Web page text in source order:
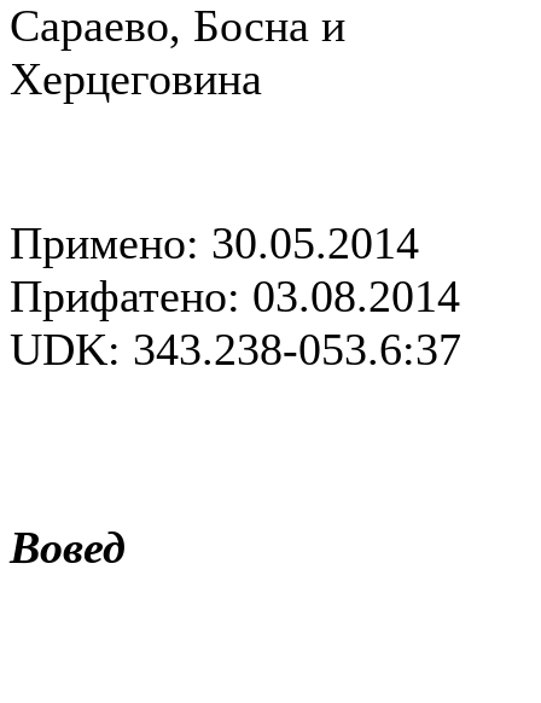
Сараево, Босна и
Херцеговина
Примено: 30.05.2014
Прифатено: 03.08.2014
UDK: 343.238-053.6:37
Вовед